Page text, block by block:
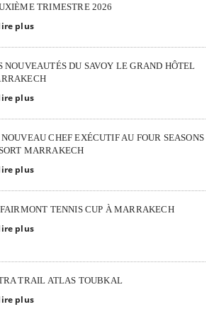
TRIMESTRE 2026
plus
NOUVEAUTÉS DU SAVOY LE GRAND HÔTEL
plus
CHEF EXÉCUTIF AU FOUR SEASONS
MARRAKECH
plus
TENNIS CUP À MARRAKECH
plus
TRAIL ATLAS TOUBKAL
plus